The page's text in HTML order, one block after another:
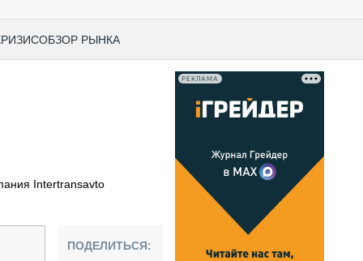
ОБЗОР РЫНКА
ТЕХНИКА
ТРАНСПОРТ
Intertransavto
ПОДЕЛИТЬСЯ:
РЕКЛАМА